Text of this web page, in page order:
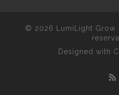
© 2026 LumiLight Grow
Designed with